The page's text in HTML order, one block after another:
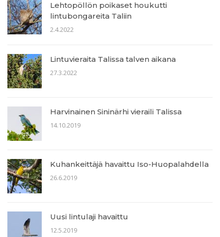
Lehtopöllön poikaset houkutti
lintubongareita Taliin
2.4.2022
Lintuvieraita Talissa talven aikana
27.3.2022
Harvinainen Sininärhi vieraili Talissa
14.10.2019
Kuhankeittäjä havaittu Iso-Huopalahdella
26.6.2019
Uusi lintulaji havaittu
12.5.2019